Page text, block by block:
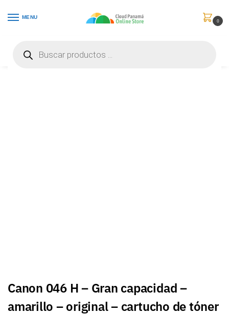
MENU
0
Canon 046 H – Gran capacidad –
amarillo – original – cartucho de tóner